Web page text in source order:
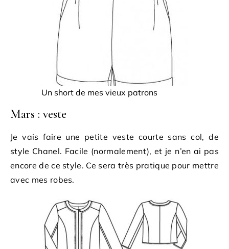
Un short de mes vieux patrons
Mars : veste
Je vais faire une petite veste courte sans col, de
style Chanel. Facile (normalement), et je n’en ai pas
encore de ce style. Ce sera très pratique pour mettre
avec mes robes.